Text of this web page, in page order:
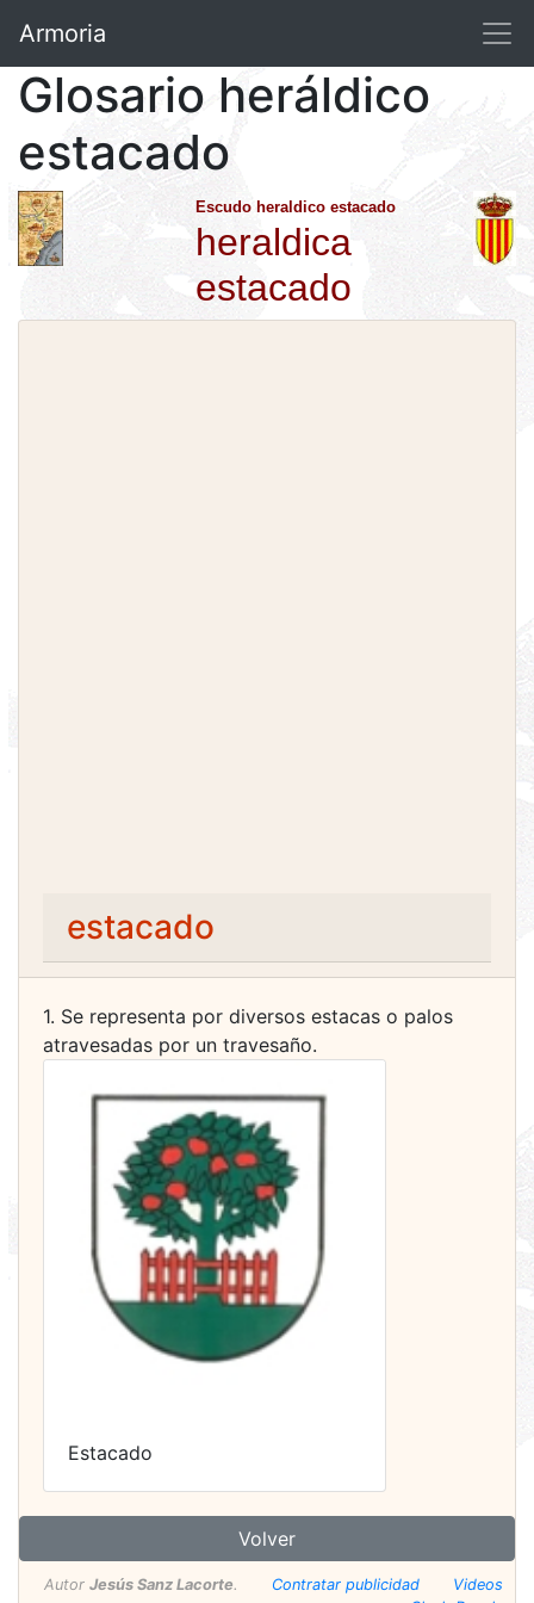
Armoria
Glosario heráldico
estacado
Escudo heraldico estacado
heraldica
estacado
estacado
1. Se representa por diversos estacas o palos
atravesadas por un travesaño.
Estacado
Volver
Autor Jesús Sanz Lacorte. Contratar publicidad
Videos